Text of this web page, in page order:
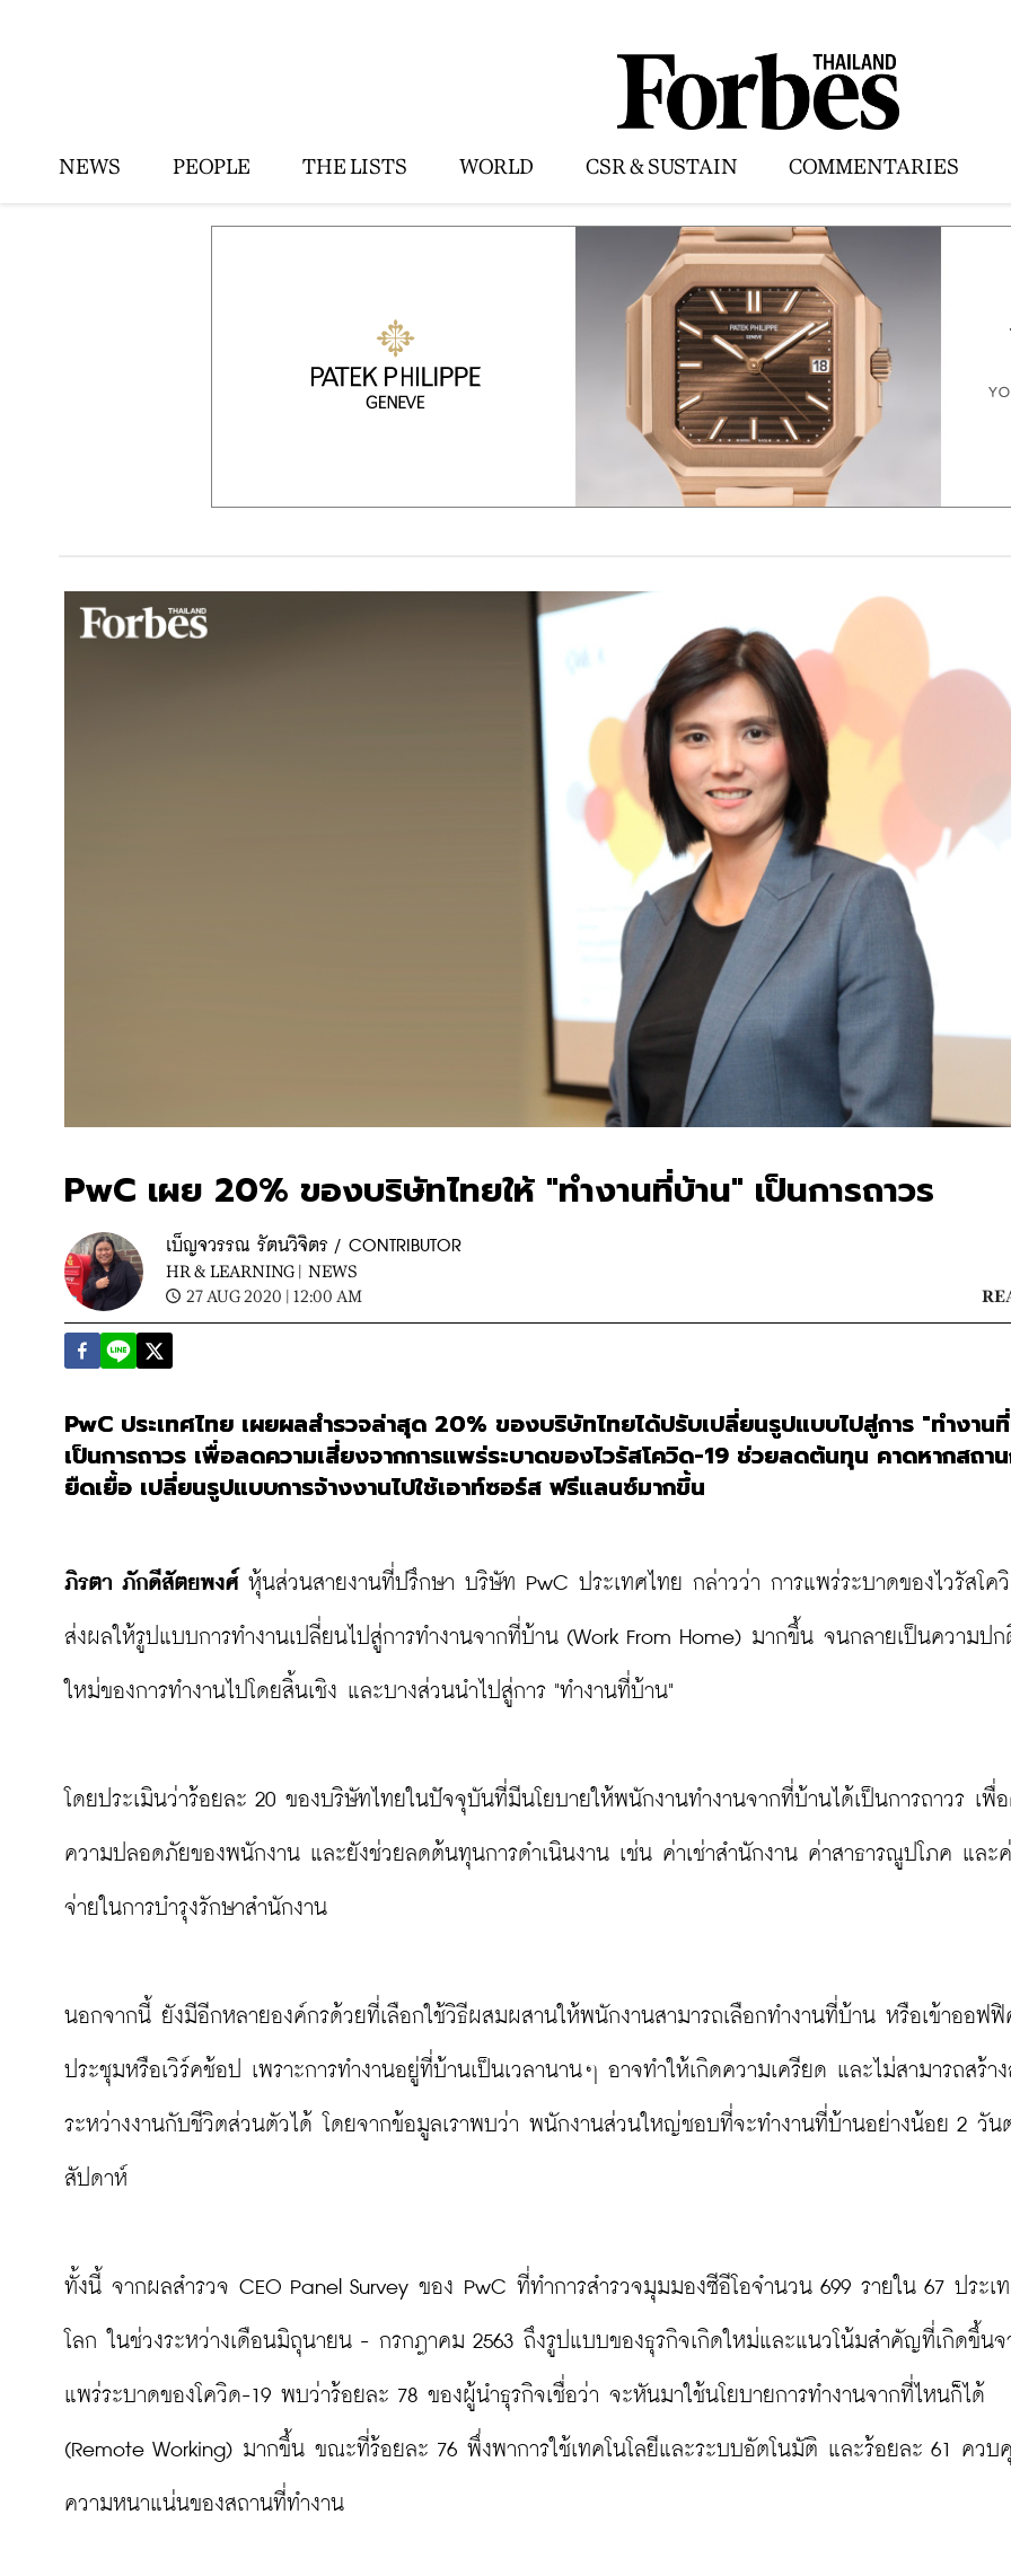
NEWS PEOPLE THE LISTS WORLD CSR & SUSTAIN COMMENTARIES
PwC เผย 20% ของบริษัทไทยให้ "ทำงานที่บ้าน" เป็นการถาวร
เบ็ญจวรรณ รัตนวิจิตร / CONTRIBUTOR
HR & LEARNING | NEWS
27 AUG 2020 | 12:00 AM
PwC ประเทศไทย เผยผลสำรวจล่าสุด 20% ของบริษัทไทยได้ปรับเปลี่ยนรูปแบบไปสู่การ "ทำงาน
เป็นการถาวร เพื่อลดความเสี่ยงจากการแพร่ระบาดของไวรัสโควิด-19 ช่วยลดต้นทุน คาดหากสถา
ยืดเยื้อ เปลี่ยนรูปแบบการจ้างงานไปใช้เอาท์ซอร์ส ฟรีแลนซ์มากขึ้น
ภิรตา ภักดีสัตยพงศ์ หุ้นส่วนสายงานที่ปรึกษา บริษัท PwC ประเทศไทย กล่าวว่า การแพร่ระบาดของไวรัสโค
ส่งผลให้รูปแบบการทำงานเปลี่ยนไปสู่การทำงานจากที่บ้าน (Work From Home) มากขึ้น จนกลายเป็นความป
ใหม่ของการทำงานไปโดยสิ้นเชิง และบางส่วนนำไปสู่การ "ทำงานที่บ้าน"
โดยประเมินว่าร้อยละ 20 ของบริษัทไทยในปัจจุบันที่มีนโยบายให้พนักงานทำงานจากที่บ้านได้เป็นการถาวร เพื่
ความปลอดภัยของพนักงาน และยังช่วยลดต้นทุนการดำเนินงาน เช่น ค่าเช่าสำนักงาน ค่าสาธารณูปโภค และ
จ่ายในการบำรุงรักษาสำนักงาน
นอกจากนี้ ยังมีอีกหลายองค์กรด้วยที่เลือกใช้วิธีผสมผสานให้พนักงานสามารถเลือกทำงานที่บ้าน หรือเข้าออฟฟิ
ประชุมหรือเวิร์คช้อป เพราะการทำงานอยู่ที่บ้านเป็นเวลานานๆ อาจทำให้เกิดความเครียด และไม่สามารถสร้า
ระหว่างงานกับชีวิตส่วนตัวได้ โดยจากข้อมูลเราพบว่า พนักงานส่วนใหญ่ชอบที่จะทำงานที่บ้านอย่างน้อย 2 วัน
สัปดาห์
ทั้งนี้ จากผลสำรวจ CEO Panel Survey ของ PwC ที่ทำการสำรวจมุมมองซีอีโอจำนวน 699 รายใน 67 ประเ
โลก ในช่วงระหว่างเดือนมิถุนายน - กรกฎาคม 2563 ถึงรูปแบบของธุรกิจเกิดใหม่และแนวโน้มสำคัญที่เกิดขึ้นจ
แพร่ระบาดของโควิด-19 พบว่าร้อยละ 78 ของผู้นำธุรกิจเชื่อว่า จะหันมาใช้นโยบายการทำงานจากที่ไหนก็ได้
(Remote Working) มากขึ้น ขณะที่ร้อยละ 76 พึ่งพาการใช้เทคโนโลยีและระบบอัตโนมัติ และร้อยละ 61 ควบ
ความหนาแน่นของสถานที่ทำงาน